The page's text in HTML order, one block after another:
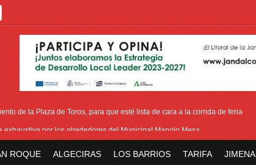
de la Plaza de Toros, para que esté lista de cara a la corrida de feria
exhaustiva por los alrededores del Municipal Manolo Mesa
ROQUE ALGECIRAS LOS BARRIOS TARIFA JIMENA